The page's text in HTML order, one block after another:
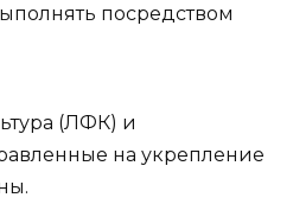
посредством
(ЛФК) и
на укрепление